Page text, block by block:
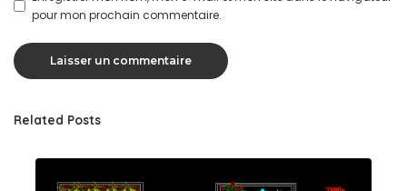
pour mon prochain commentaire.
Related Posts